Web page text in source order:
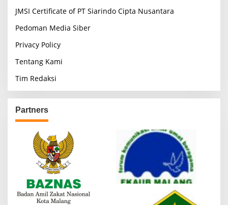
JMSI Certificate of PT Siarindo Cipta Nusantara
Pedoman Media Siber
Privacy Policy
Tentang Kami
Tim Redaksi
Partners